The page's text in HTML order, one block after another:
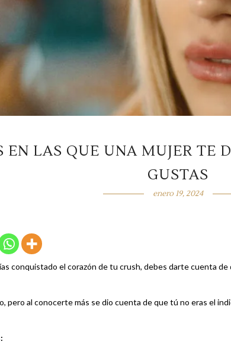
EN LAS QUE UNA MUJER TE
GUSTAS
enero 19, 2024
conquistado el corazón de tu crush, debes darte cuenta
pero al conocerte más se dio cuenta de que tú no eras el